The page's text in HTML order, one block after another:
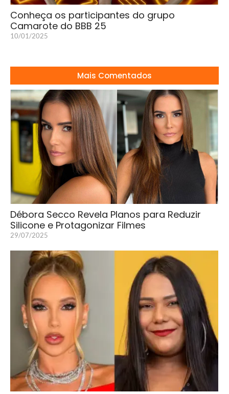
Conheça os participantes do grupo
Camarote do BBB 25
10/01/2025
Mais Comentados
Débora Secco Revela Planos para Reduzir
Silicone e Protagonizar Filmes
29/07/2025